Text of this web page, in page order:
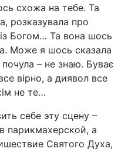
схожа на тебе. Та
розказувала про
Богом… Та вона шось
Може я шось сказала
– не знаю. Буває
вірно, а диявол все
не те…
себе эту сцену –
парикмахерской, а
Святого Духа,